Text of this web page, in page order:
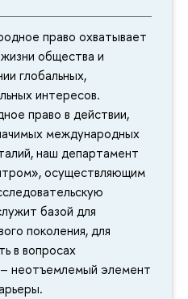
право охватывает
общества и
глобальных,
интересов.
право в действии,
международных
наш департамент
осуществляющим
базой для
поколения, для
в вопросах
неотъемлемый элемент